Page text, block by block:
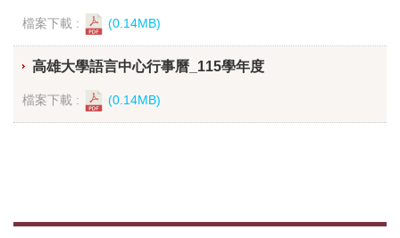
檔案下載 : (0.14MB)
高雄大學語言中心行事曆_115學年度
檔案下載 : (0.14MB)